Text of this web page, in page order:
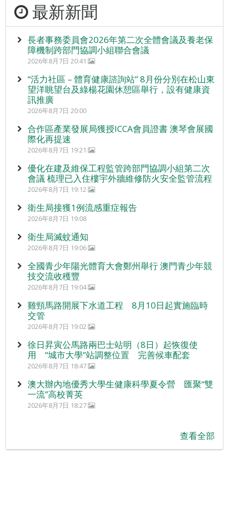
最新新聞
長者事務委員會2026年第二次全體會議及養老保
障機制跨部門協調小組聯合會議
2026年8月7日 20:41
“活力社區 – 體育健康諮詢站” 8月份分別在松山東
望洋眺望台及綠楊花園休憩區舉行，設有健康資
訊推廣
2026年8月7日 20:00
合作區產業發展局獲授ICCA會員證書 澳琴會展國
際化再提速
2026年8月7日 19:21
優化在建及維保工程監管跨部門協調小組第二次
會議 梳理已入住樓宇外牆維修防火安全監管流程
2026年8月7日 19:12
衛生局接獲1例流感重症報告
2026年8月7日 19:08
衛生局滅蚊通知
2026年8月7日 19:06
全國青少年陽光體育大會鄭州舉行 澳門青少年競
技交流收穫豐
2026年8月7日 19:04
雞頸馬路開展下水道工程 8月10日起實施臨時
交管
2026年8月7日 19:02
徐日昇寅公馬路兩巴士站明（8日）起恢復使
用 “城市大學”站調整位置 完善候車配套
2026年8月7日 18:47
澳大辦內地優秀大學生健康科學夏令營 匯聚“雙
一流”高校菁英
2026年8月7日 18:27
查看全部